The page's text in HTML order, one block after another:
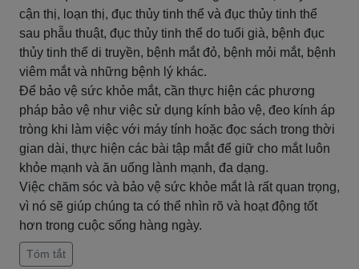
cận thị, loạn thị, đục thủy tinh thể và đục thủy tinh thể
sau phẫu thuật, đục thủy tinh thể do tuổi già, bệnh đục
thủy tinh thể di truyền, bệnh mắt đỏ, bệnh mỏi mắt, bệnh
viêm mắt và những bệnh lý khác.
Để bảo vệ sức khỏe mắt, cần thực hiện các phương
pháp bảo vệ như việc sử dụng kính bảo vệ, đeo kính áp
tròng khi làm việc với máy tính hoặc đọc sách trong thời
gian dài, thực hiện các bài tập mắt để giữ cho mắt luôn
khỏe mạnh và ăn uống lành mạnh, đa dạng.
Việc chăm sóc và bảo vệ sức khỏe mắt là rất quan trọng,
vì nó sẽ giúp chúng ta có thể nhìn rõ và hoạt động tốt
hơn trong cuộc sống hàng ngày.
Tóm tắt